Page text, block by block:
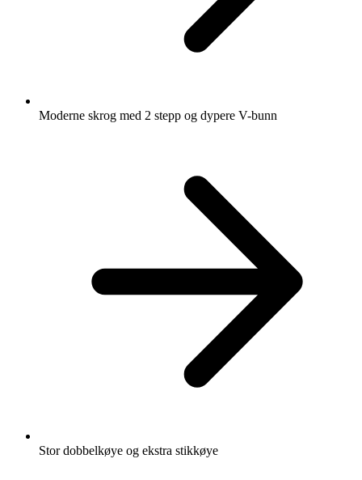
Moderne skrog med 2 stepp og dypere V-bunn
Stor dobbelkøye og ekstra stikkøye